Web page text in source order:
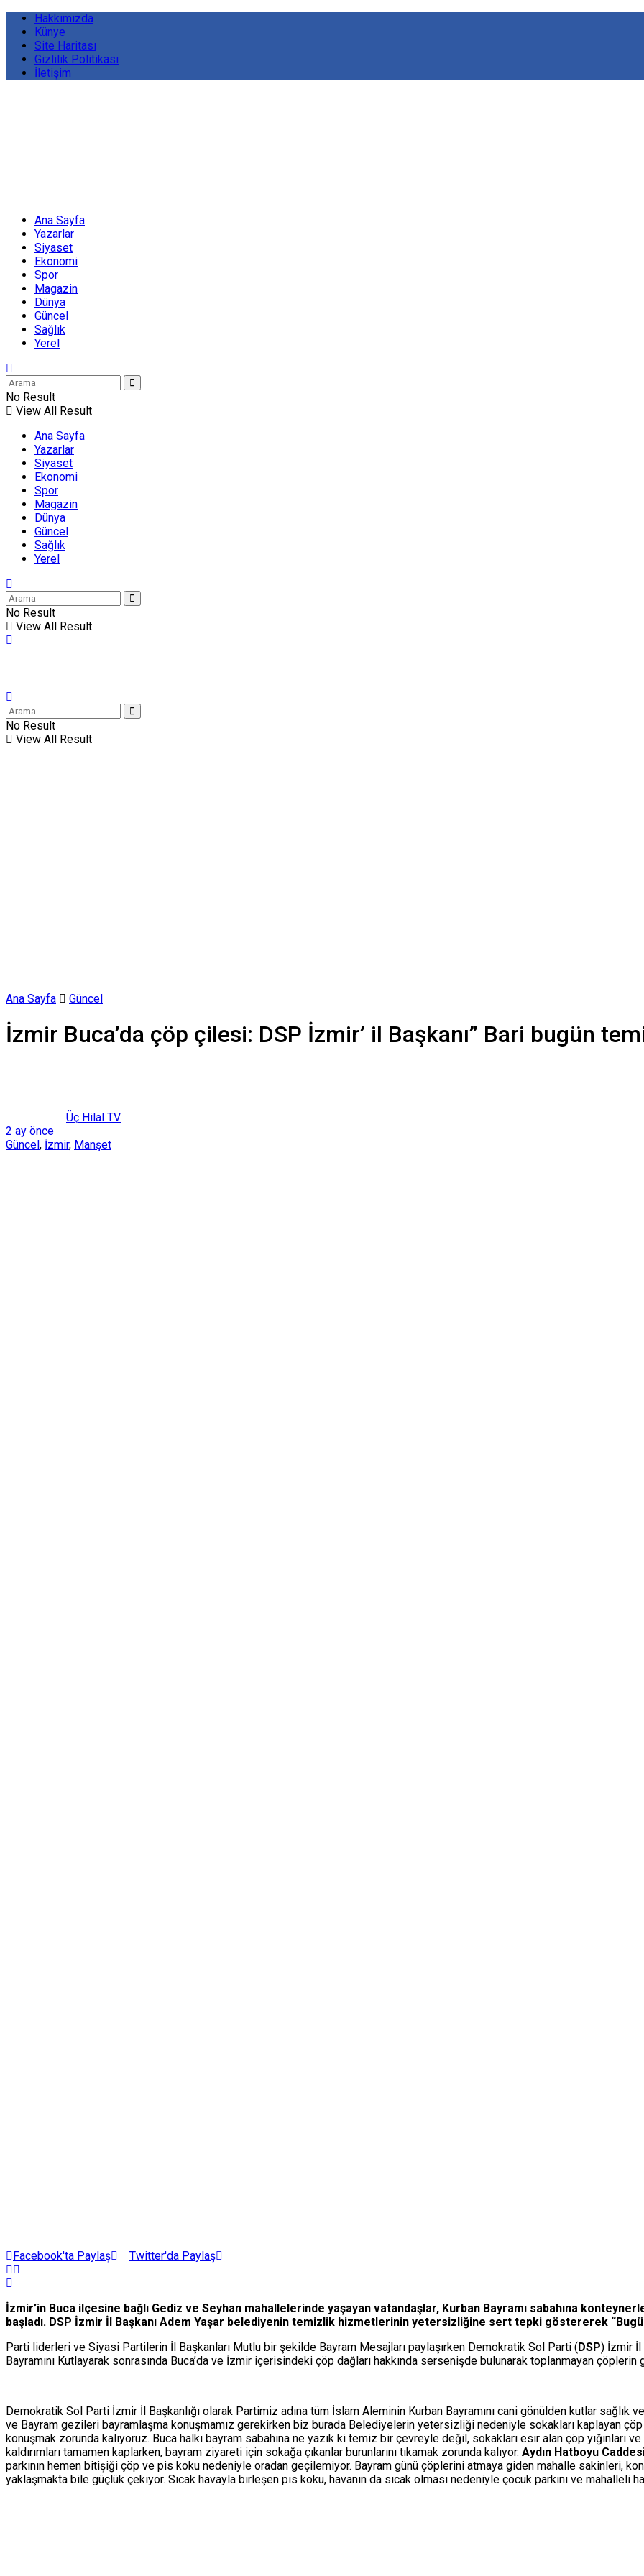
Hakkımızda
Künye
Site Haritası
Gizlilik Politikası
İletişim
Ana Sayfa
Yazarlar
Siyaset
Ekonomi
Spor
Magazin
Dünya
Güncel
Sağlık
Yerel
No Result
View All Result
Ana Sayfa
Yazarlar
Siyaset
Ekonomi
Spor
Magazin
Dünya
Güncel
Sağlık
Yerel
No Result
View All Result
No Result
View All Result
Ana Sayfa Güncel
İzmir Buca’da çöp çilesi: DSP İzmir’ il Başkanı” Bari bugün
Üç Hilal TV
2 ay önce
Güncel, İzmir, Manşet
Facebook'ta Paylaş Twitter'da Paylaş
İzmir’in Buca ilçesine bağlı Gediz ve Seyhan mahallelerinde yaşayan vatandaşlar, Kurban Bayramı sabahına
başladı. DSP İzmir İl Başkanı Adem Yaşar belediyenin temizlik hizmetlerinin yetersizliğine sert tepki göstererek
Parti liderleri ve Siyasi Partilerin İl Başkanları Mutlu bir şekilde Bayram Mesajları paylaşırken Demokratik Sol Parti ( DSP) İzmir İl
Bayramını Kutlayarak sonrasında Buca’da ve İzmir içerisindeki çöp dağları hakkında sersenişde bulunarak toplanmayan
Demokratik Sol Parti İzmir İl Başkanlığı olarak Partimiz adına tüm İslam Aleminin Kurban Bayramını cani gönülden kutlar
ve Bayram gezileri bayramlaşma konuşmamız gerekirken biz burada Belediyelerin yetersizliği nedeniyle sokakları kaplayan çöp
konuşmak zorunda kalıyoruz. Buca halkı bayram sabahına ne yazık ki temiz bir çevreyle değil, sokakları esir alan çöp yığınları
kaldırımları tamamen kaplarken, bayram ziyareti için sokağa çıkanlar burunlarını tıkamak zorunda kalıyor. Aydın Hatboyu
parkının hemen bitişiği çöp ve pis koku nedeniyle oradan geçilemiyor. Bayram günü çöplerini atmaya giden mahalle sakinleri,
yaklaşmakta bile güçlük çekiyor. Sıcak havayla birleşen pis koku, havanın da sıcak olması nedeniyle çocuk parkını ve mahalleli